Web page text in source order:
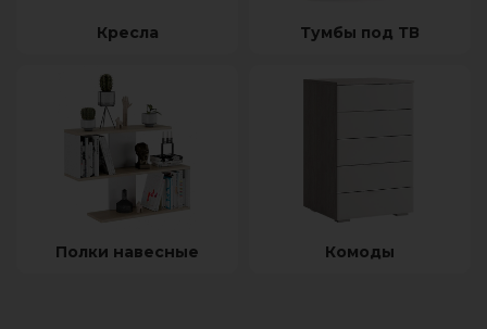
Кресла Тумбы под ТВ
Полки навесные Комоды